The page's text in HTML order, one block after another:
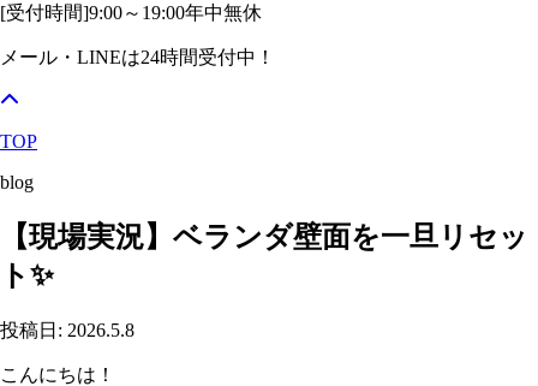
[受付時間]9:00～19:00年中無休
メール・LINEは24時間受付中！
TOP
blog
【現場実況】ベランダ壁面を一旦リセッ
ト✨
投稿日: 2026.5.8
こんにちは！